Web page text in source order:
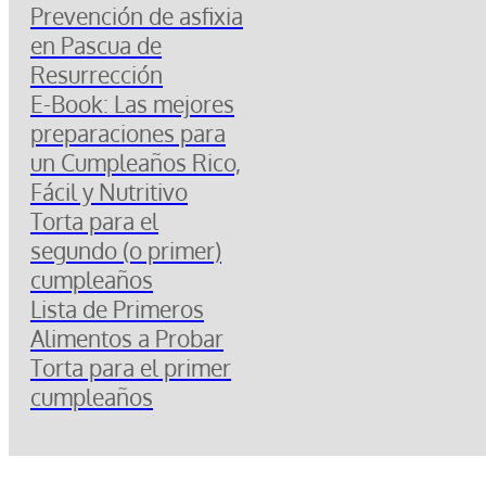
Prevención de asfixia
en Pascua de
Resurrección
E-Book: Las mejores
preparaciones para
un Cumpleaños Rico,
Fácil y Nutritivo
Torta para el
segundo (o primer)
cumpleaños
Lista de Primeros
Alimentos a Probar
Torta para el primer
cumpleaños